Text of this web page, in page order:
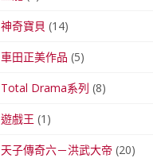
神奇寶貝 (14)
車田正美作品 (5)
Total Drama系列 (8)
遊戲王 (1)
天子傳奇六－洪武大帝 (20)